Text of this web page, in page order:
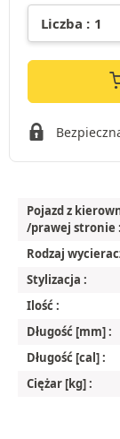
Pojazd z
/prawej stronie :
Rodzaj
Stylizacja :
Ilość :
Długość [mm] :
Długość [cal] :
Ciężar [kg] :